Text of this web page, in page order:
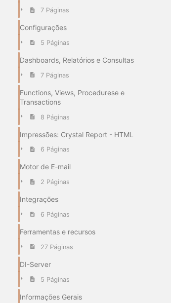
7 Páginas
Configurações
5 Páginas
Dashboards, Relatórios e Consultas
7 Páginas
Functions, Views, Procedurese e
Transactions
8 Páginas
Impressões: Crystal Report - HTML
6 Páginas
Motor de E-mail
2 Páginas
Integrações
6 Páginas
Ferramentas e recursos
27 Páginas
DI-Server
5 Páginas
Informações Gerais